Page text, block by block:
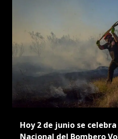
Hoy 2 de junio se
Nacional del Bombero